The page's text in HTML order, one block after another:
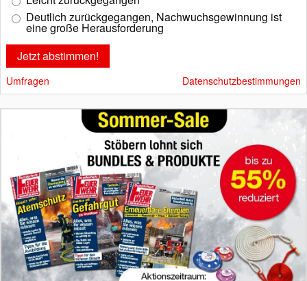
Deutlich zurückgegangen, Nachwuchsgewinnung ist
eine große Herausforderung
Umfragen Datenschutzbestimmungen